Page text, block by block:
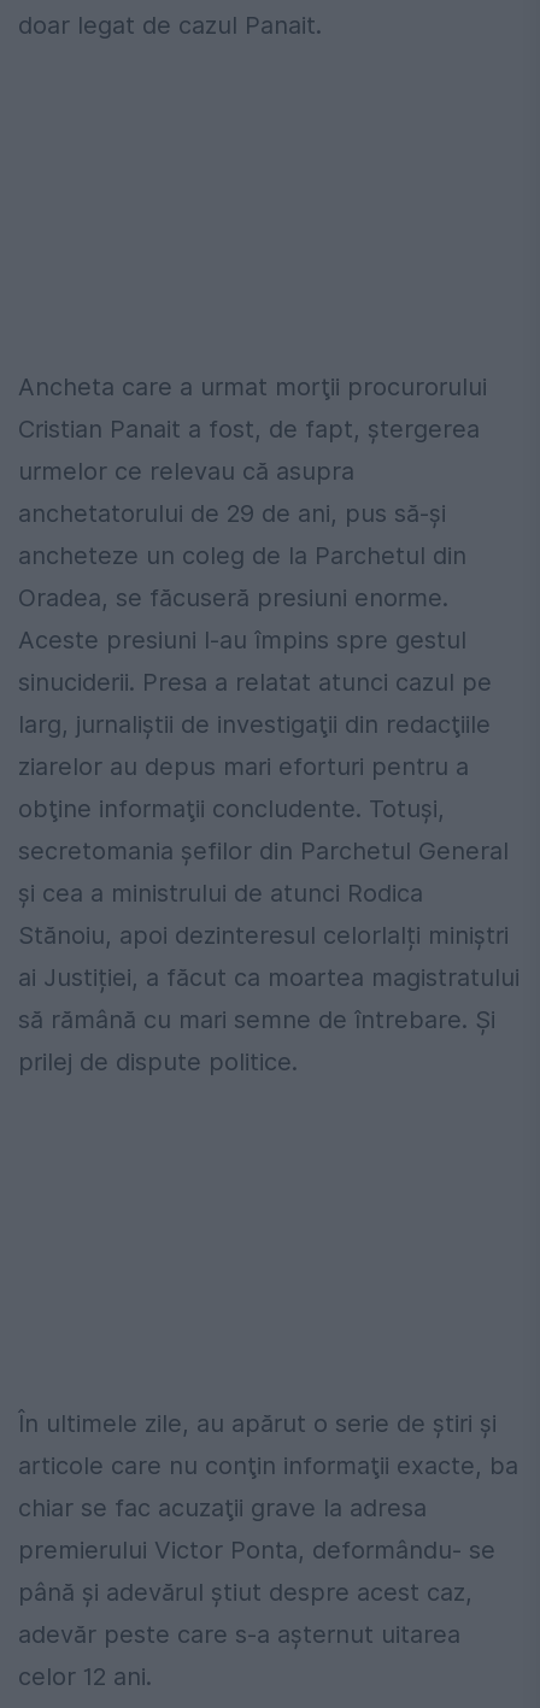
doar legat de cazul Panait.
Ancheta care a urmat morţii procurorului
Cristian Panait a fost, de fapt, ştergerea
urmelor ce relevau că asupra
anchetatorului de 29 de ani, pus să-şi
ancheteze un coleg de la Parchetul din
Oradea, se făcuseră presiuni enorme.
Aceste presiuni l-au împins spre gestul
sinuciderii. Presa a relatat atunci cazul pe
larg, jurnaliştii de investigaţii din redacţiile
ziarelor au depus mari eforturi pentru a
obţine informaţii concludente. Totuşi,
secretomania șefilor din Parchetul General
și cea a ministrului de atunci Rodica
Stănoiu, apoi dezinteresul celorlalți miniștri
ai Justiției, a făcut ca moartea magistratului
să rămână cu mari semne de întrebare. Și
prilej de dispute politice.
În ultimele zile, au apărut o serie de ştiri şi
articole care nu conţin informaţii exacte, ba
chiar se fac acuzaţii grave la adresa
premierului Victor Ponta, deformându- se
până şi adevărul ştiut despre acest caz,
adevăr peste care s-a aşternut uitarea
celor 12 ani.